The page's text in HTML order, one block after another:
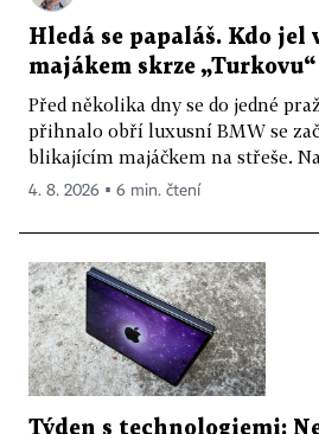
Hledá se papaláš. Kdo jel
majákem skrze
Před několika dny se do jedné
přihnalo obří luxusní BMW se
blikajícím majáčkem na střeše.
4. 8. 2026 ▪ 6 min. čtení
Týden s technologiemi: